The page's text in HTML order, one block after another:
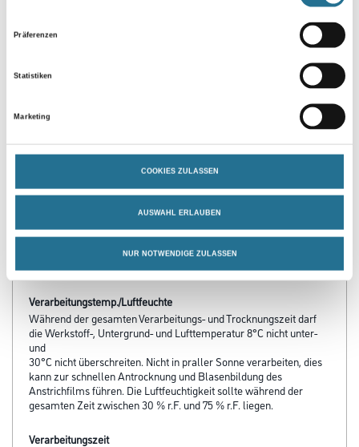
Präferenzen
Statistiken
Marketing
COOKIES ZULASSEN
AUSWAHL ERLAUBEN
NUR NOTWENDIGE ZULASSEN
- Hohe Wetter- und Wasserbeständigkeit
- Beständig gegen Salzlösungen, ozonisiertes und gechlortes
Wasser ungebrauchte Mineralöle
Verarbeitungstemp./Luftfeuchte
Während der gesamten Verarbeitungs- und Trocknungszeit darf
die Werkstoff-, Untergrund- und Lufttemperatur 8°C nicht unter-
und
30°C nicht überschreiten. Nicht in praller Sonne verarbeiten, dies
kann zur schnellen Antrocknung und Blasenbildung des
Anstrichfilms führen. Die Luftfeuchtigkeit sollte während der
gesamten Zeit zwischen 30 % r.F. und 75 % r.F. liegen.
Verarbeitungszeit